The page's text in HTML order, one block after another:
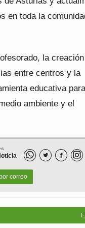
en toda la
la
entre centros y la
educativa para
ambiente y el
 
correo